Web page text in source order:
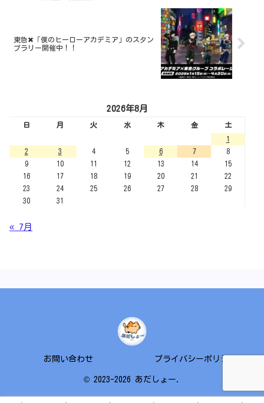
東急✖︎「僕のヒーローアカデミア」のスタン
プラリー開催中！！
2026年8月
日 月 火 水 木 金
土
1
2
3 4 5 6 7
8
9
10 11 12 13 14
15
16
17 18 19 20 21
22
23
24 25 26 27 28
29
30
31
« 7月
お問い合わせ プライバシーポリシー
© 2023-2026 あだしょー.